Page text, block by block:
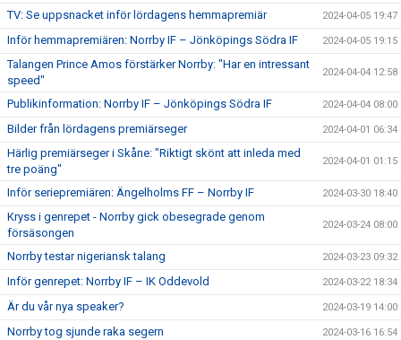
TV: Se uppsnacket inför lördagens hemmapremiär 2024-04-05 19:47
Inför hemmapremiären: Norrby IF – Jönköpings Södra IF 2024-04-05 19:15
Talangen Prince Amos förstärker Norrby: "Har en intressant
speed"
2024-04-04 12:58
Publikinformation: Norrby IF – Jönköpings Södra IF 2024-04-04 08:00
Bilder från lördagens premiärseger 2024-04-01 06:34
Härlig premiärseger i Skåne: "Riktigt skönt att inleda med
tre poäng"
2024-04-01 01:15
Inför seriepremiären: Ängelholms FF – Norrby IF 2024-03-30 18:40
Kryss i genrepet - Norrby gick obesegrade genom
försäsongen
2024-03-24 08:00
Norrby testar nigeriansk talang 2024-03-23 09:32
Inför genrepet: Norrby IF – IK Oddevold 2024-03-22 18:34
Är du vår nya speaker? 2024-03-19 14:00
Norrby tog sjunde raka segern 2024-03-16 16:54